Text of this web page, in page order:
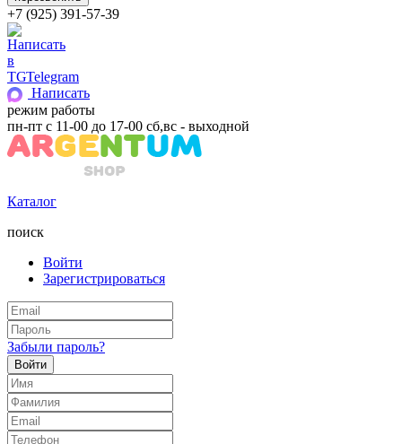
+7 (925) 391-57-39
Telegram
Написать
режим работы
пн-пт с 11-00 до 17-00 сб,вс - выходной
Каталог
поиск
Войти
Зарегистрироваться
Забыли пароль?
Войти